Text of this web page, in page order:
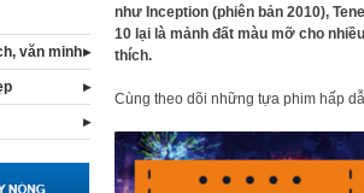
như Inception (phiên bản 2010),
10 lại là mảnh đất màu mỡ cho
thích.
Cùng theo dõi những tựa phim hấp
văn minh